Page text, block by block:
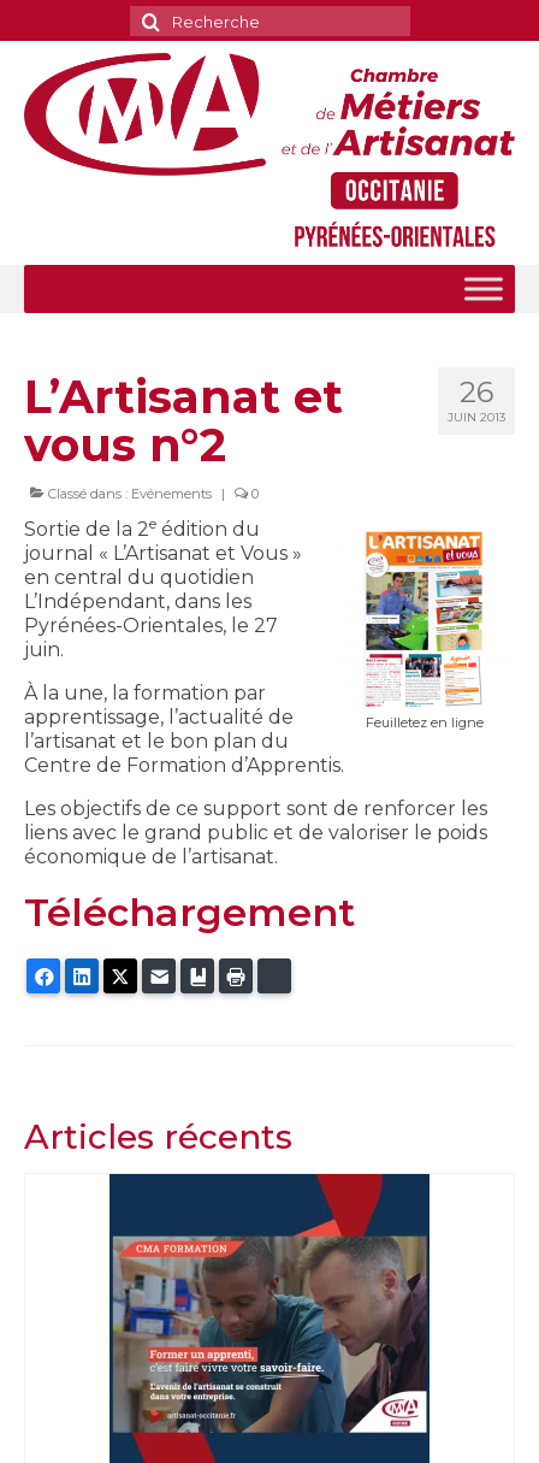
Rechercher
:
26
JUIN 2013
L’Artisanat et
vous n°2
Classé dans : Evénements | 0
Feuilletez en ligne
Sortie de la 2e édition du
journal « L’Artisanat et Vous »
en central du quotidien
L’Indépendant, dans les
Pyrénées-Orientales, le 27
juin.
À la une, la formation par
apprentissage, l’actualité de
l’artisanat et le bon plan du
Centre de Formation d’Apprentis.
Les objectifs de ce support sont de renforcer les
liens avec le grand public et de valoriser le poids
économique de l’artisanat.
Téléchargement
FacebookLinkedInTwitter
E-mail Ajouter aux favoris
Articles récents